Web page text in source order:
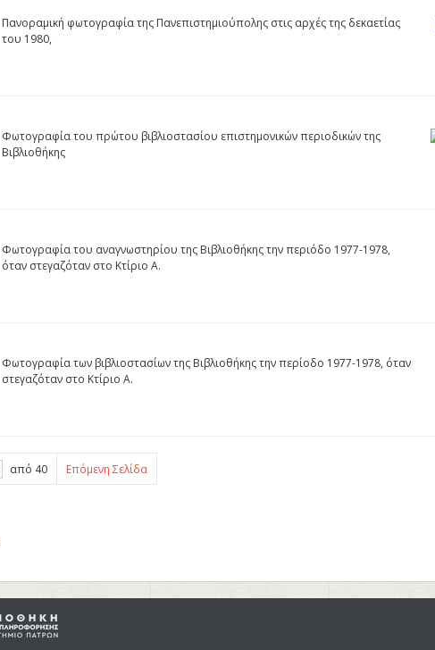
Πανοραμική φωτογραφία της Πανεπιστημιούπολης στις αρχές της δεκαετίας
του 1980,
Φωτογραφία του πρώτου βιβλιοστασίου επιστημονικών περιοδικών της
Βιβλιοθήκης
Φωτογραφία του αναγνωστηρίου της Βιβλιοθήκης την περιόδο 1977-1978,
όταν στεγαζόταν στο Κτίριο Α.
Φωτογραφία των βιβλιοστασίων της Βιβλιοθήκης την περίοδο 1977-1978, όταν
στεγαζόταν στο Κτίριο Α.
από 40 Επόμενη Σελίδα